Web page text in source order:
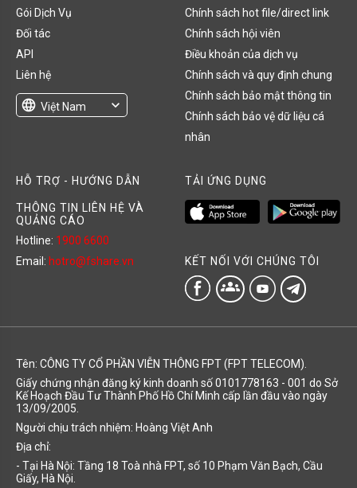
Gói Dịch Vụ
Đối tác
API
Liên hệ
language Việt Nam
expand_more
Chính sách hot file/direct link
Chính sách hội viên
Điều khoản của dịch vụ
Chính sách và quy định chung
Chính sách bảo mật thông tin
Chính sách bảo vệ dữ liệu cá
nhân
HỖ TRỢ - HƯỚNG DẪN
THÔNG TIN LIÊN HỆ VÀ
QUẢNG CÁO
Hotline: 1900 6600
Email: hotro@fshare.vn
TẢI ỨNG DỤNG
KẾT NỐI VỚI CHÚNG TÔI
groups
Tên: CÔNG TY CỔ PHẦN VIỄN THÔNG FPT (FPT TELECOM).
Giấy chứng nhận đăng ký kinh doanh số 0101778163 - 001 do Sở
Kế Hoạch Đầu Tư Thành Phố Hồ Chí Minh cấp lần đầu vào ngày
13/09/2005.
Người chịu trách nhiệm: Hoàng Việt Anh
Địa chỉ:
- Tại Hà Nội: Tầng 18 Toà nhà FPT, số 10 Phạm Văn Bạch, Cầu
Giấy, Hà Nội.